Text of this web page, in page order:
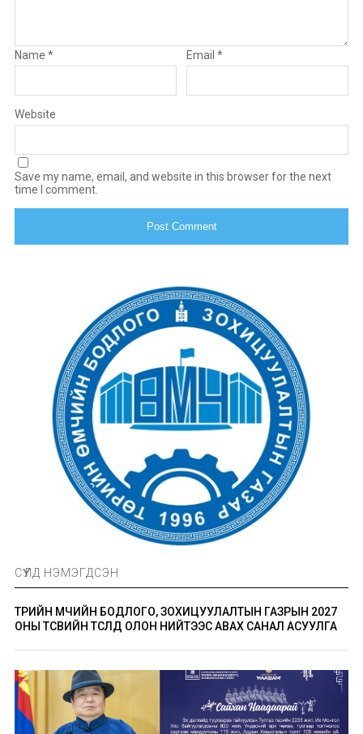
Name * Email*
Website
Save my name, email, and website in this browser for the next
time I comment.
СҮҮЛД НЭМЭГДСЭН
ТӨРИЙН ӨМЧИЙН БОДЛОГО, ЗОХИЦУУЛАЛТЫН ГАЗРЫН 2027
ОНЫ ТӨСВИЙН ТӨСӨЛД ОЛОН НИЙТЭЭС АВАХ САНАЛ АСУУЛГА